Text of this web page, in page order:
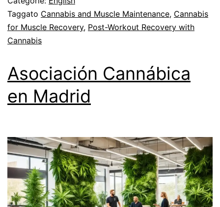
Taggato Cannabis and Muscle Maintenance, Cannabis
for Muscle Recovery, Post-Workout Recovery with
Cannabis
Asociación Cannábica
en Madrid